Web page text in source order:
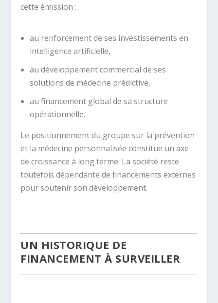
cette émission :
au renforcement de ses investissements en
intelligence artificielle,
au développement commercial de ses
solutions de médecine prédictive,
au financement global de sa structure
opérationnelle.
Le positionnement du groupe sur la prévention
et la médecine personnalisée constitue un axe
de croissance à long terme. La société reste
toutefois dépendante de financements externes
pour soutenir son développement.
UN HISTORIQUE DE
FINANCEMENT À SURVEILLER